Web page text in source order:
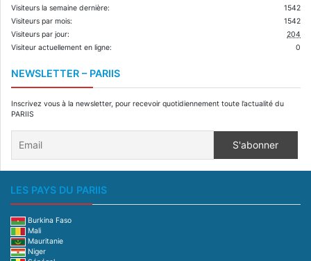
1542
Visiteurs la semaine dernière:
1542
Visiteurs par mois:
204
Visiteurs par jour:
0
Visiteur actuellement en ligne:
NEWSLETTER – PARIIS
Inscrivez vous à la newsletter, pour recevoir quotidiennement toute l’actualité du
PARIIS
LES PAYS DU PARIIS
Burkina Faso
Mali
Mauritanie
Niger